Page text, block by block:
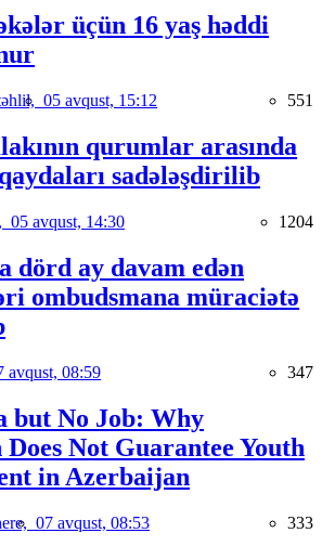
üçün 16 yaş həddi
05 avqust, 15:12 551
qurumlar arasında
sadələşdirilib
05 avqust, 14:30 1204
dörd ay davam edən
ombudsmana müraciətə
avqust, 08:59 347
but No Job: Why
Not Guarantee Youth
in Azerbaijan
07 avqust, 08:53 333